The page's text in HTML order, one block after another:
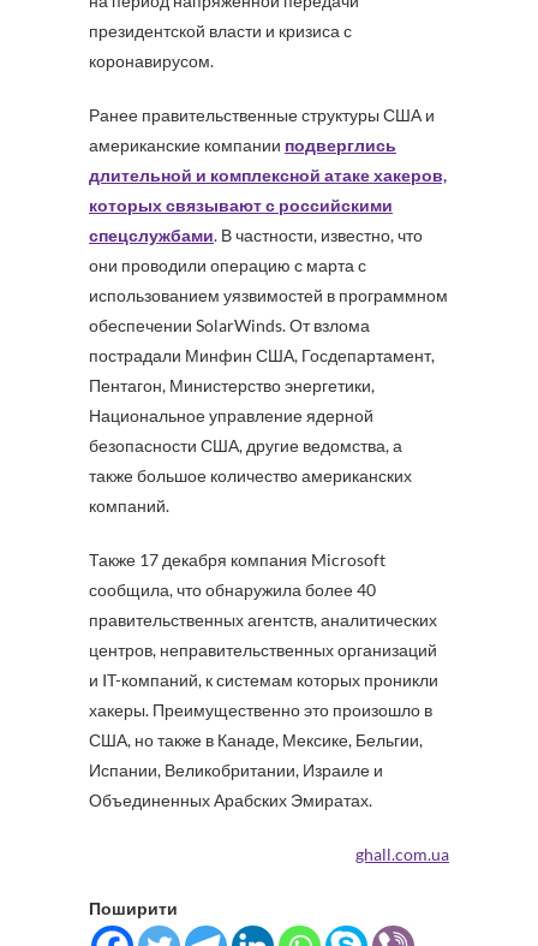
президентской власти и кризиса с
коронавирусом.
Ранее правительственные структуры США и
американские компании подверглись
длительной и комплексной атаке хакеров,
которых связывают с российскими
спецслужбами. В частности, известно, что
они проводили операцию с марта с
использованием уязвимостей в программном
обеспечении SolarWinds. От взлома
пострадали Минфин США, Госдепартамент,
Пентагон, Министерство энергетики,
Национальное управление ядерной
безопасности США, другие ведомства, а
также большое количество американских
компаний.
Также 17 декабря компания Microsoft
сообщила, что обнаружила более 40
правительственных агентств, аналитических
центров, неправительственных организаций
и IT-компаний, к системам которых проникли
хакеры. Преимущественно это произошло в
США, но также в Канаде, Мексике, Бельгии,
Испании, Великобритании, Израиле и
Объединенных Арабских Эмиратах.
ghall.com.ua
Поширити